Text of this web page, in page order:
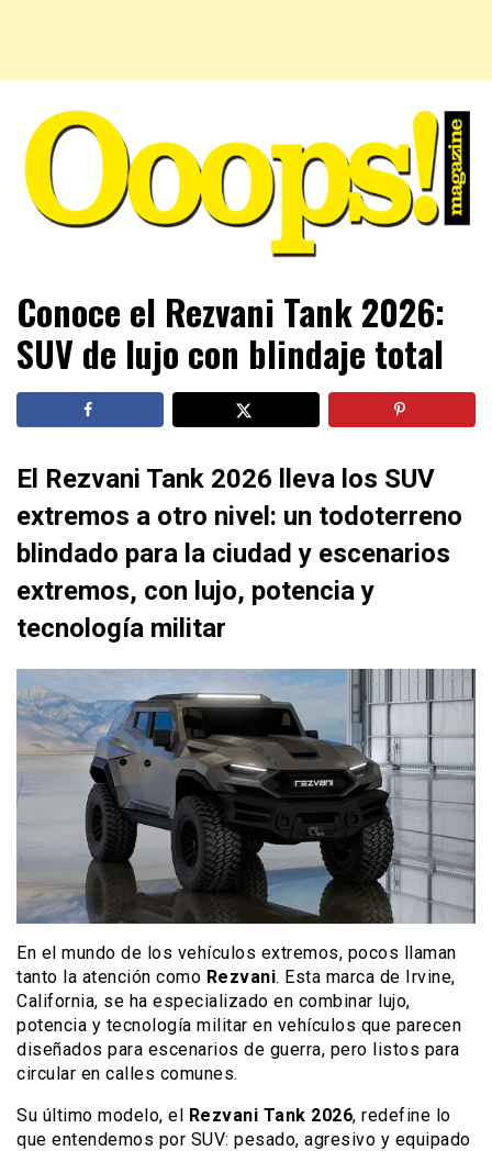
Ooops! Magazine
al tanto de las celebridades que sigues, todo a tu alcance
en un mismo lugar. Grupo Leferas™
Conoce el Rezvani Tank 2026:
SUV de lujo con blindaje total
El Rezvani Tank 2026 lleva los SUV
extremos a otro nivel: un todoterreno
blindado para la ciudad y escenarios
extremos, con lujo, potencia y
tecnología militar
En el mundo de los vehículos extremos, pocos llaman
tanto la atención como Rezvani. Esta marca de Irvine,
California, se ha especializado en combinar lujo,
potencia y tecnología militar en vehículos que parecen
diseñados para escenarios de guerra, pero listos para
circular en calles comunes.
Su último modelo, el Rezvani Tank 2026, redefine lo
que entendemos por SUV: pesado, agresivo y equipado